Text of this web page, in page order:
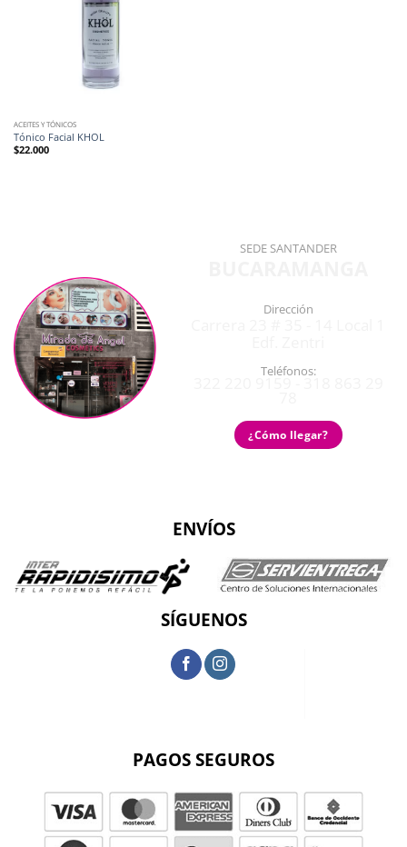
ACEITES Y TÓNICOS
Tónico Facial KHOL
$22.000
SEDE SANTANDER
Dirección
Teléfonos:
¿Cómo llegar?
ENVÍOS
SÍGUENOS
PAGOS SEGUROS